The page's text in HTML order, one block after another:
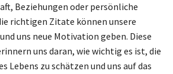
Beziehungen oder persönliche
richtigen Zitate können unsere
uns neue Motivation geben. Diese
uns daran, wie wichtig es ist, die
Lebens zu schätzen und uns auf das